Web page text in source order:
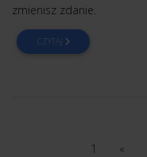
zmienisz zdanie.
CZYTAJ
1 «